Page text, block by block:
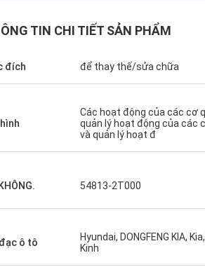
TIN CHI TIẾT SẢN PHẨM
đích để thay thế/sửa chữa
Các hoạt động của các cơ
quản lý hoạt động của các
và quản lý hoạt đ
54813-2T000
ô tô
Hyundai, DONGFENG KIA,
Kinh